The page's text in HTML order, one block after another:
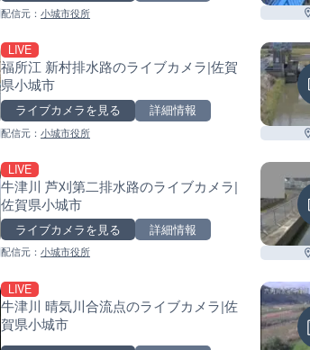
配信元： 小城市役所
LIVE
福所江 新村排水路のライブカメラ|佐賀
県小城市
ライブカメラを見る 詳細情報
配信元： 小城市役所
LIVE
牛津川 芦刈第二排水路のライブカメラ|
佐賀県小城市
ライブカメラを見る 詳細情報
配信元： 小城市役所
LIVE
牛津川 晴気川合流点のライブカメラ|佐
賀県小城市